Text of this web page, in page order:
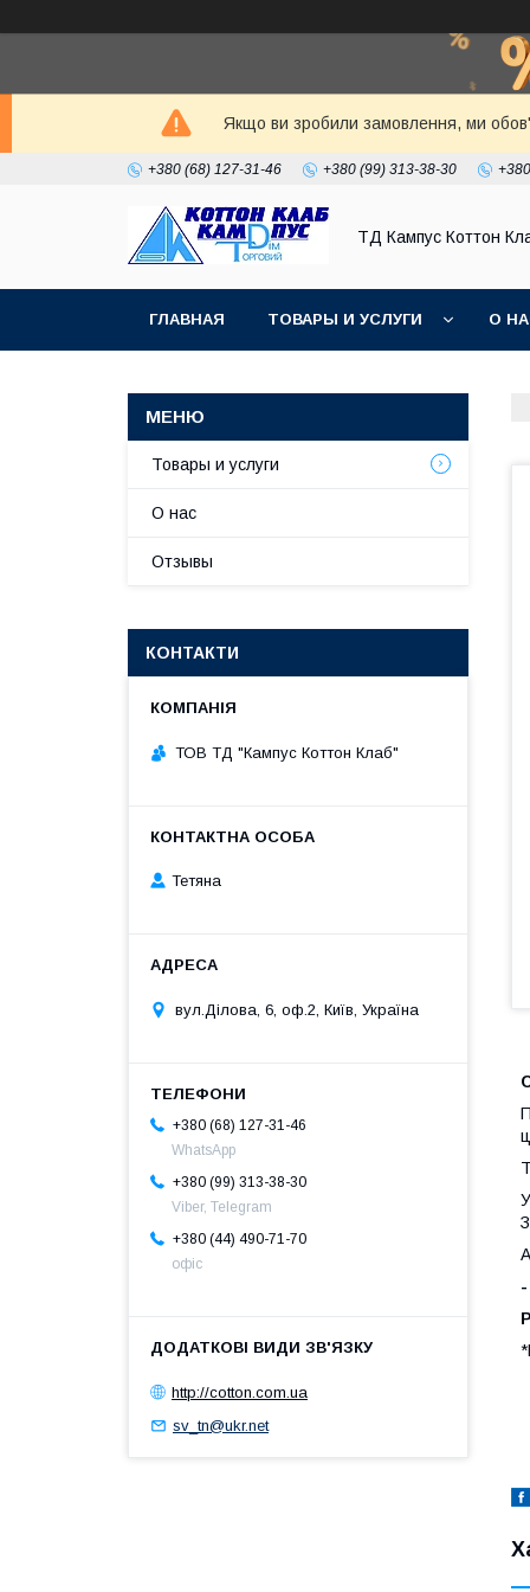
Якщо ви зробили замовлення, ми
+380 (68) 127-31-46 +380 (99) 313-38-30
ТД Кампус Коттон
ГЛАВНАЯ ТОВАРЫ И УСЛУГИ О
-
Товары и услуги
О нас
Отзывы
КОНТАКТИ
ТОВ ТД "Кампус Коттон Клаб"
Тетяна
вул.Ділова, 6, оф.2, Київ, Україна
+380 (68) 127-31-46
WhatsApp
+380 (99) 313-38-30
Viber, Telegram
+380 (44) 490-71-70
офіс
http://cotton.com.ua
sv_tn@ukr.net